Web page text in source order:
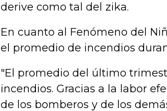
derive como tal del zika.
En cuanto al Fenómeno del
el promedio de incendios
"El promedio del último
incendios. Gracias a la labor
de los bomberos y de los